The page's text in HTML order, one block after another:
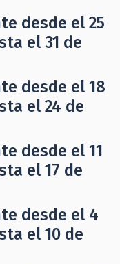
desde el 25
el 31 de
desde el 18
el 24 de
desde el 11
el 17 de
desde el 4
el 10 de